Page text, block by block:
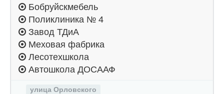
Бобруйскмебель
Поликлиника № 4
Завод ТДиА
Меховая фабрика
Лесотехшкола
Автошкола ДОСААФ
улица Орловского